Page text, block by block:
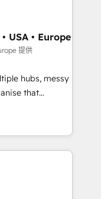
and
coverage
Gemini and
- Integrations
Award -
USA • Europe
提供
hubs, messy
and team
Pipedrive,
for